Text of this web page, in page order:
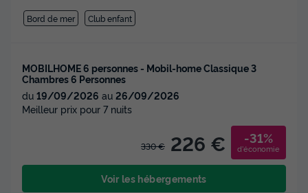
Bord de mer Club enfant
MOBILHOME 6 personnes - Mobil-home Classique 3
Chambres 6 Personnes
du 19/09/2026 au 26/09/2026
Meilleur prix pour 7 nuits
330 € 226 € -31%
d'économie
Voir les hébergements